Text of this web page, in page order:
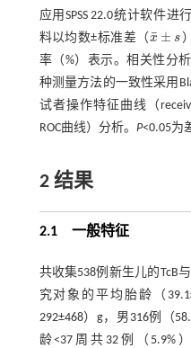
应用SPSS 22.0统计软件
料以均数±标准差（x
¯ ± s
x¯ ±s
率（%）表示。相关性分
种测量方法的一致性采用
试者操作特征曲线（
ROC曲线）分析。 P<0.05为
2 结果
2.1 一般特征
共收集538例新生儿的TcB
究对象的平均胎龄（
292±468）g，男316例（
龄<37周共32例（5.9%